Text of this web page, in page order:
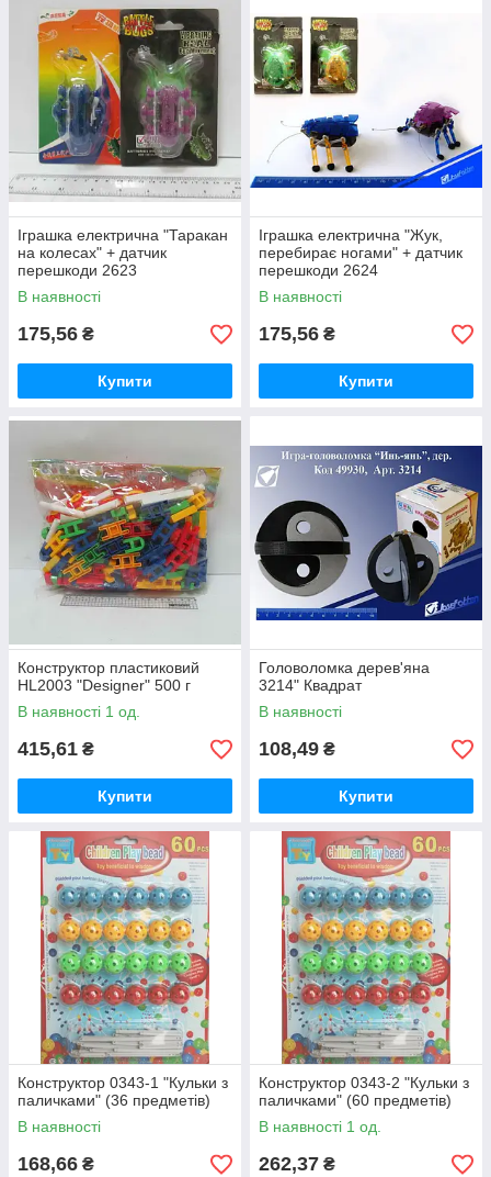
Іграшка електрична "Таракан
на колесах" + датчик
перешкоди 2623
В наявності
175,56 ₴
Купити
Іграшка електрична "Жук,
перебирає ногами" + датчик
перешкоди 2624
В наявності
175,56 ₴
Купити
Конструктор пластиковий
HL2003 "Designer" 500 г
В наявності 1 од.
415,61 ₴
Купити
Головоломка дерев'яна
3214" Квадрат
В наявності
108,49 ₴
Купити
Конструктор 0343-1 "Кульки з
паличками" (36 предметів)
В наявності
168,66 ₴
Конструктор 0343-2 "Кульки з
паличками" (60 предметів)
В наявності 1 од.
262,37 ₴